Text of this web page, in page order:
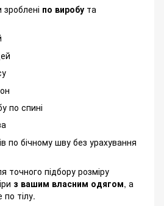
зроблені по виробу та
по спині
по бічному шву без урахування
точного підбору розміру
з вашим власним одягом, а
тілу.